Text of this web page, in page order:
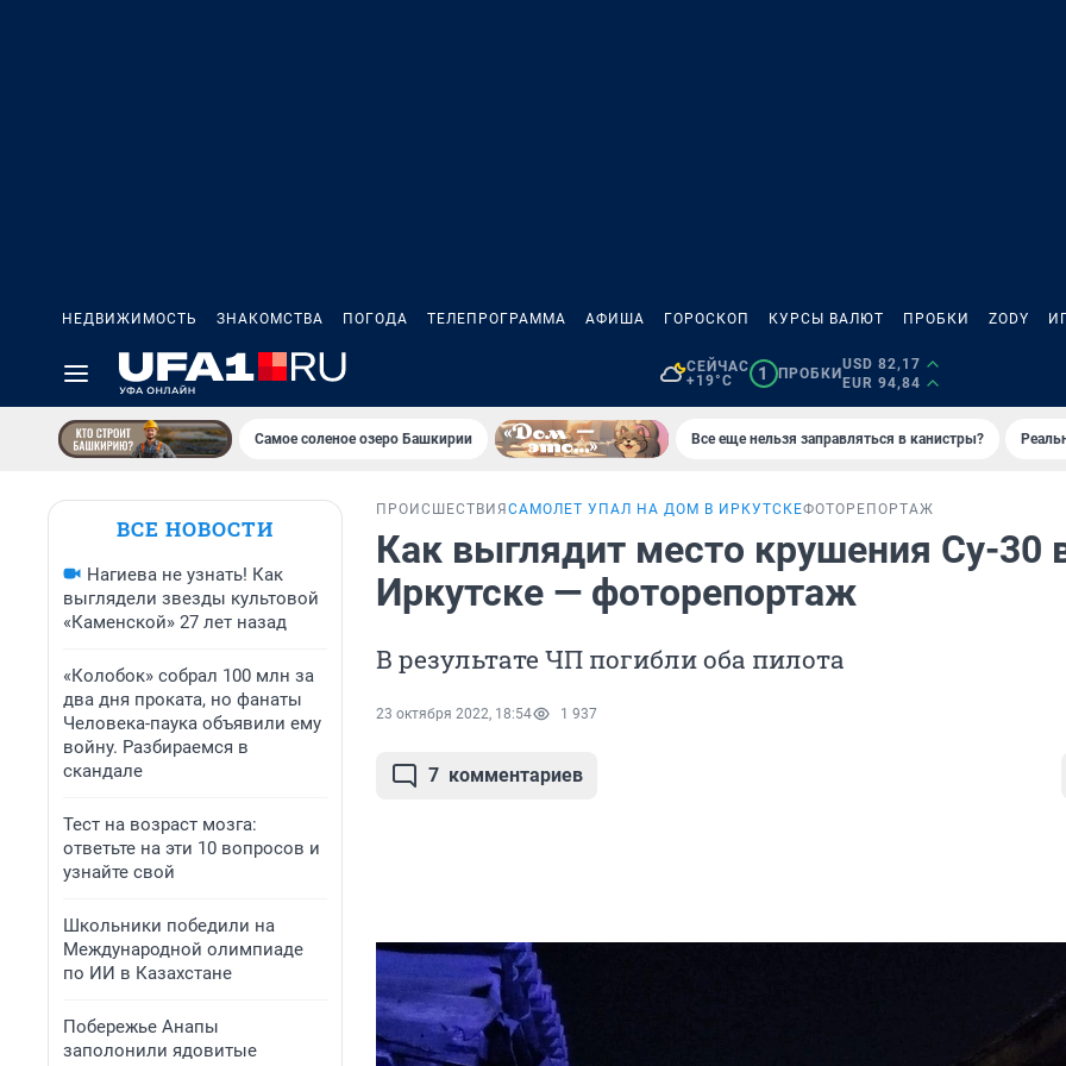
НЕДВИЖИМОСТЬ ЗНАКОМСТВА ПОГОДА ТЕЛЕПРОГРАММА АФИША ГОРОСКОП КУРСЫ ВАЛЮТ ПРОБКИ ZODY
СЕЙЧАС
+19°C
1 ПРОБКИ
USD 82,17
EUR 94,84
Самое соленое озеро Башкирии Все еще нельзя заправляться в канистры?
ВСЕ НОВОСТИ
Нагиева не узнать! Как
выглядели звезды культовой
«Каменской» 27 лет назад
«Колобок» собрал 100 млн за
два дня проката, но фанаты
Человека-паука объявили ему
войну. Разбираемся в
скандале
Тест на возраст мозга:
ответьте на эти 10 вопросов и
узнайте свой
Школьники победили на
Международной олимпиаде
по ИИ в Казахстане
Побережье Анапы
заполонили ядовитые
ПРОИСШЕСТВИЯ САМОЛЕТ УПАЛ НА ДОМ В ИРКУТСКЕФОТОРЕПОРТАЖ
Как выглядит место крушения Су-30
Иркутске — фоторепортаж
В результате ЧП погибли оба пилота
23 октября 2022, 18:54 1 937
7 комментариев